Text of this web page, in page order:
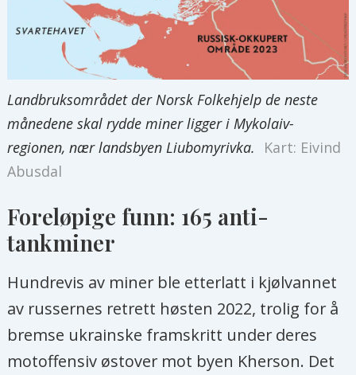
Landbruksområdet der Norsk Folkehjelp de neste
månedene skal rydde miner ligger i Mykolaiv-
regionen, nær landsbyen Liubomyrivka.
Kart: Eivind
Abusdal
Foreløpige funn: 165 anti-
tankminer
Hundrevis av miner ble etterlatt i kjølvannet
av russernes retrett høsten 2022, trolig for å
bremse ukrainske framskritt under deres
motoffensiv østover mot byen Kherson. Det